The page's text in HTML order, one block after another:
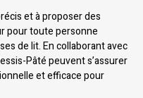
et à proposer des
pour toute personne
de lit. En collaborant avec
Pâté peuvent s’assurer
et efficace pour